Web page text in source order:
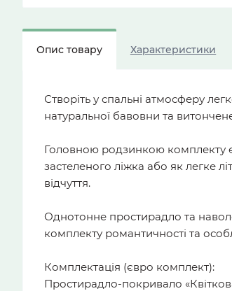
Опис товару Характеристики
Створіть у спальні атмосферу
натуральної бавовни та
Головною родзинкою комплекту
застеленого ліжка або як легке
відчуття.
Однотонне простирадло та
комплекту романтичності та
Комплектація (євро комплект):
Простирадло-покривало